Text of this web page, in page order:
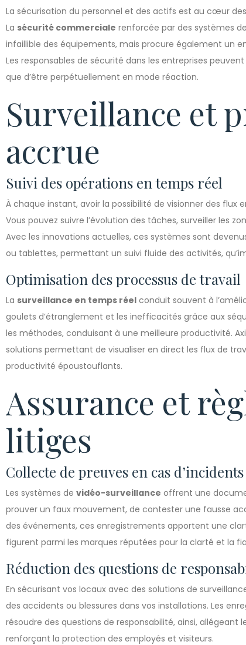
La sécurisation du personnel et des actifs est au cœur
La sécurité commerciale renforcée par des systèmes
infaillible des équipements, mais procure également un
Les responsables de sécurité dans les entreprises
que d’être perpétuellement en mode réaction.
Surveillance et
accrue
Suivi des opérations en temps réel
À chaque instant, avoir la possibilité de visionner des flux
Vous pouvez suivre l’évolution des tâches, surveiller les
Avec les innovations actuelles, ces systèmes sont
ou tablettes, permettant un suivi fluide des activités,
Optimisation des processus de travail
La surveillance en temps réel conduit souvent à
goulets d’étranglement et les inefficacités grâce aux
les méthodes, conduisant à une meilleure productivité.
solutions permettant de visualiser en direct les flux de
productivité époustouflants.
Assurance et
litiges
Collecte de preuves en cas d’incidents
Les systèmes de vidéo-surveillance offrent une
prouver un faux mouvement, de contester une fausse
des événements, ces enregistrements apportent une
figurent parmi les marques réputées pour la clarté et la
Réduction des questions de
En sécurisant vos locaux avec des solutions de
des accidents ou blessures dans vos installations. Les
résoudre des questions de responsabilité, ainsi,
renforçant la protection des employés et visiteurs.